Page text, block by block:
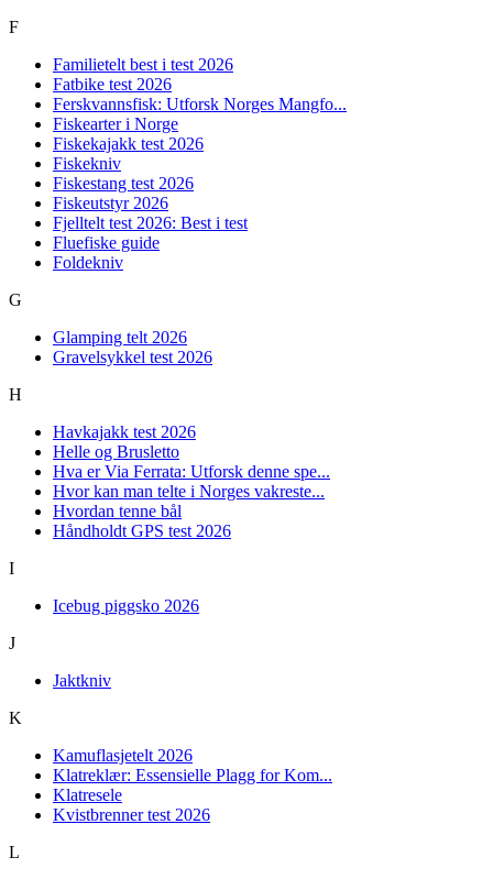
F
Familietelt best i test 2026
Fatbike test 2026
Ferskvannsfisk: Utforsk Norges Mangfo...
Fiskearter i Norge
Fiskekajakk test 2026
Fiskekniv
Fiskestang test 2026
Fiskeutstyr 2026
Fjelltelt test 2026: Best i test
Fluefiske guide
Foldekniv
G
Glamping telt 2026
Gravelsykkel test 2026
H
Havkajakk test 2026
Helle og Brusletto
Hva er Via Ferrata: Utforsk denne spe...
Hvor kan man telte i Norges vakreste...
Hvordan tenne bål
Håndholdt GPS test 2026
I
Icebug piggsko 2026
J
Jaktkniv
K
Kamuflasjetelt 2026
Klatreklær: Essensielle Plagg for Kom...
Klatresele
Kvistbrenner test 2026
L